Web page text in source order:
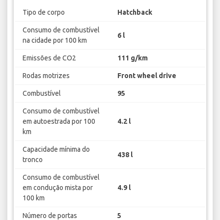
Tipo de corpo Hatchback
Consumo de combustível
na cidade por 100 km
6 l
Emissões de CO2 111 g/km
Rodas motrizes Front wheel drive
Combustível 95
Consumo de combustível
em autoestrada por 100
km
4.2 l
Capacidade mínima do
tronco
438 l
Consumo de combustível
em condução mista por
100 km
4.9 l
Número de portas 5